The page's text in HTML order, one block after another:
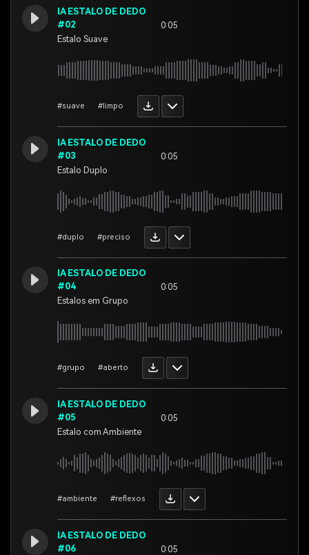
IA ESTALO DE DEDO
#02
Estalo Suave
0:05
#suave #limpo
IA ESTALO DE DEDO
#03
Estalo Duplo
0:05
#duplo #preciso
IA ESTALO DE DEDO
#04
Estalos em Grupo
0:05
#grupo #aberto
IA ESTALO DE DEDO
#05
Estalo com Ambiente
0:05
#ambiente #reflexos
IA ESTALO DE DEDO
#06
0:05